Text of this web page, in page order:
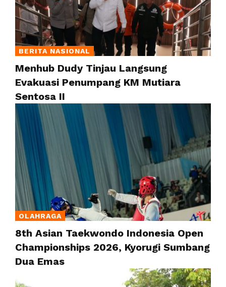
BERITA NASIONAL
Menhub Dudy Tinjau Langsung
Evakuasi Penumpang KM Mutiara
Sentosa II
OLAHRAGA
8th Asian Taekwondo Indonesia Open
Championships 2026, Kyorugi Sumbang
Dua Emas